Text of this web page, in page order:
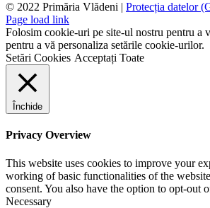
© 2022 Primăria Vlădeni | Protecția datelor
Page load link
Folosim cookie-uri pe site-ul nostru pentru a
pentru a vă personaliza setările cookie-urilor.
Setări Cookies Acceptați Toate
Închide
Privacy Overview
This website uses cookies to improve your
working of basic functionalities of the
consent. You also have the option to opt-out
Necessary